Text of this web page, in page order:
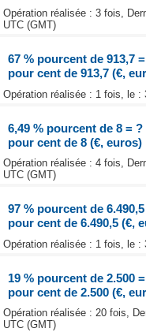
Opération réalisée : 3 fois,
UTC (GMT)
67 % pourcent de 913,7
pour cent de 913,7 (€,
Opération réalisée : 1 fois, le :
6,49 % pourcent de 8 =
pour cent de 8 (€, euros)
Opération réalisée : 4 fois,
UTC (GMT)
97 % pourcent de
pour cent de 6.490,5 (€,
Opération réalisée : 1 fois, le :
19 % pourcent de 2.500
pour cent de 2.500 (€,
Opération réalisée : 20 fois,
UTC (GMT)